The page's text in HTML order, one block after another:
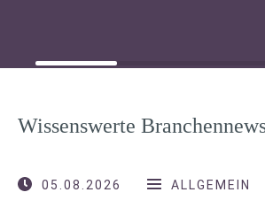
Wissenswerte
05.08.2026 ALLGEMEIN